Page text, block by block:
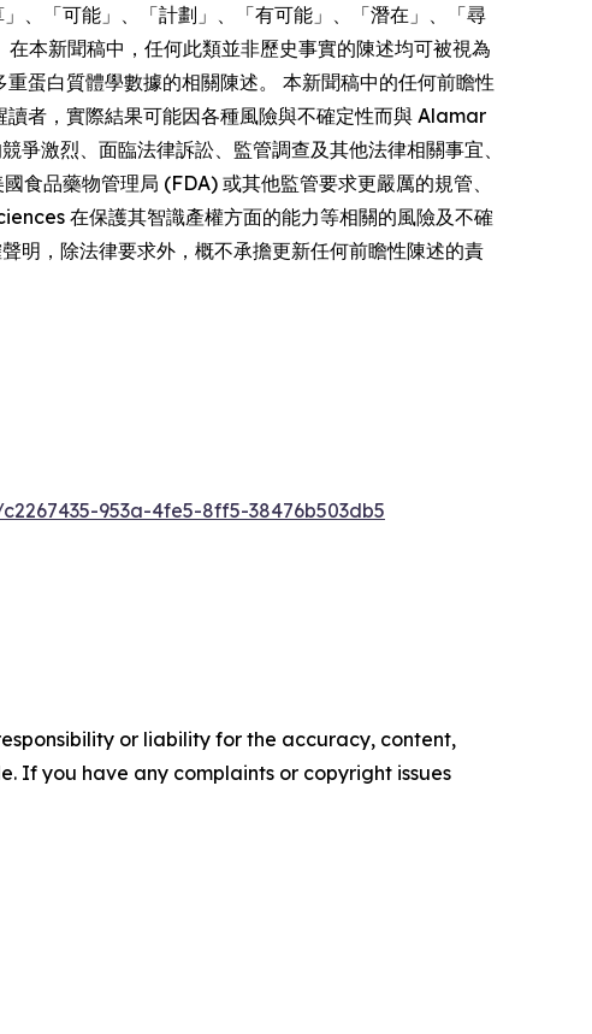
、「可能」、「計劃」、「有可能」、「潛在」、「尋
本新聞稿中，任何此類並非歷史事實的陳述均可被視為
蛋白質體學數據的相關陳述。 本新聞稿中的任何前瞻性
者，實際結果可能因各種風險與不確定性而與 Alamar
激烈、面臨法律訴訟、監管調查及其他法律相關事宜、
食品藥物管理局 (FDA) 或其他監管要求更嚴厲的規管、
在保護其智識產權方面的能力等相關的風險及不確
，除法律要求外，概不承擔更新任何前瞻性陳述的責
953a-4fe5-8ff5-38476b503db5
or liability for the accuracy, content,
If you have any complaints or copyright issues